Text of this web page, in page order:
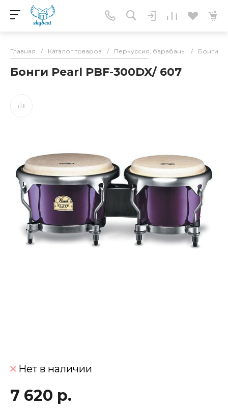
Главная / Каталог товаров / Перкуссия, барабаны / Бонги
Бонги Pearl PBF-300DX/ 607
Нет в наличии
7 620 р.